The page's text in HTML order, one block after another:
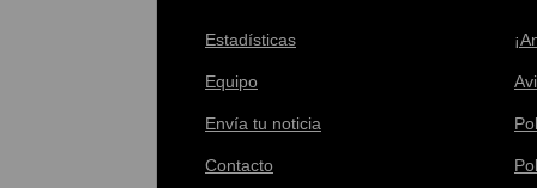
Estadísticas
Equipo
Envía tu noticia
Contacto